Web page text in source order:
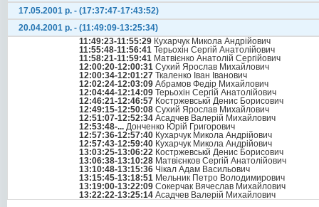
17.05.2001 р. - (17:37:47-17:43:52)
20.04.2001 р. - (11:49:09-13:25:34)
11:49:23-11:55:29 Кухарчук Микола Андрійович
11:55:48-11:56:41 Терьохін Сергій Анатолійович
11:58:21-11:59:41 Матвієнко Анатолій Сергійович
12:00:20-12:00:31 Сухий Ярослав Михайлович
12:00:34-12:01:27 Ткаленко Іван Іванович
12:02:24-12:03:09 Абрамов Федір Михайлович
12:04:44-12:14:09 Терьохін Сергій Анатолійович
12:46:21-12:46:57 Костржевськй Денис Борисович
12:49:15-12:50:08 Сухий Ярослав Михайлович
12:51:07-12:52:34 Асадчев Валерій Михайлович
12:53:48-... Донченко Юрій Григорович
12:57:36-12:57:40 Кухарчук Микола Андрійович
12:57:43-12:59:40 Кухарчук Микола Андрійович
13:03:25-13:06:22 Костржевськй Денис Борисович
13:06:38-13:10:28 Матвієнков Сергій Анатолійович
13:10:48-13:15:36 Чікал Адам Васильович
13:15:45-13:18:51 Мельник Петро Володимирович
13:19:00-13:22:09 Сокерчак Вячеслав Михайлович
13:22:22-13:25:14 Асадчев Валерій Михайлович